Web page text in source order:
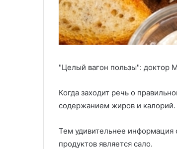
"Целый вагон пользы": доктор
Когда заходит речь о
содержанием жиров и калорий.
Тем удивительнее
продуктов является сало.